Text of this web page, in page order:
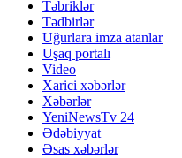
Təbriklər
Tədbirlər
Uğurlara imza atanlar
Uşaq portalı
Video
Xarici xəbərlər
Xəbərlər
YeniNewsTv 24
Ədəbiyyat
Əsas xəbərlər